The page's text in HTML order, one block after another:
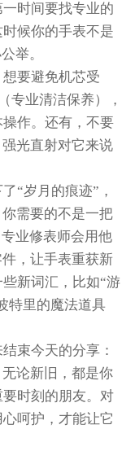
时间要找专业的
候你的手表不是
举。
要避免机芯受
专业清洁保养），
作。还有，不要
光直射对它来说
“岁月的痕迹”，
需要的不是一把
业修表师会用他
，让手表重获新
新词汇，比如“游
特里的魔法道具
束今天的分享：
论新旧，都是你
时刻的朋友。对
呵护，才能让它